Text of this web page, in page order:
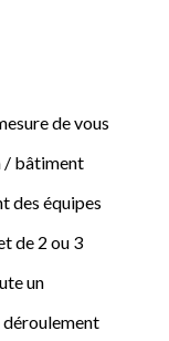
de vous
/ bâtiment
des équipes
de 2 ou 3
un